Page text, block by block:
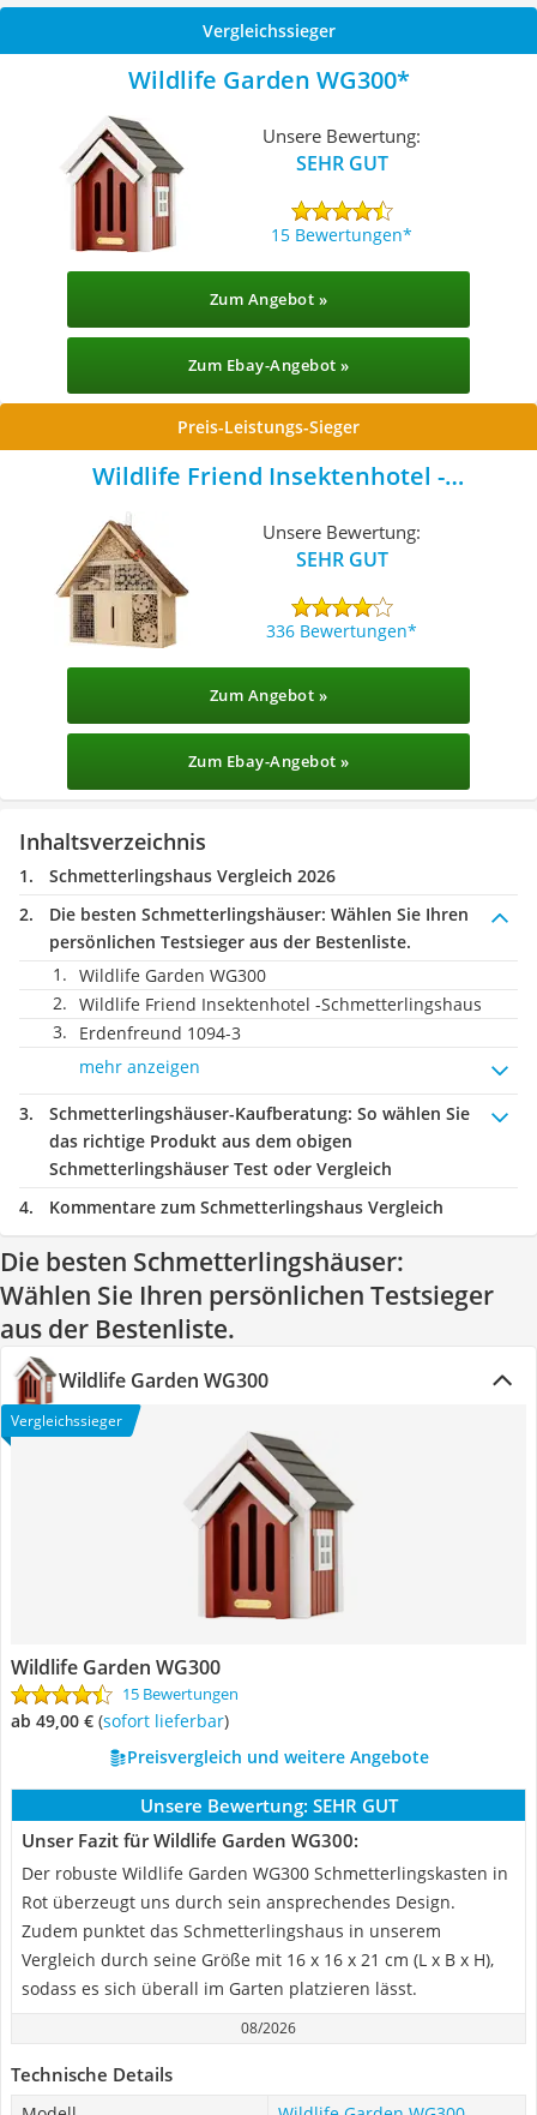
Vergleichssieger
Wildlife Garden WG300
Unsere Bewertung:
SEHR GUT
15 Bewertungen
Zum Angebot »
Zum Ebay-Angebot »
Preis-Leistungs-Sieger
Wildlife Friend Insektenhotel -
Unsere Bewertung:
SEHR GUT
336 Bewertungen
Zum Angebot »
Zum Ebay-Angebot »
Inhaltsverzeichnis
Schmetterlingshaus Vergleich 2026
Die besten Schmetterlingshäuser: Wählen Sie Ihren
persönlichen Testsieger aus der Bestenliste.
Wildlife Garden WG300
Wildlife Friend Insektenhotel -Schmetterlingshaus
Erdenfreund 1094-3
mehr anzeigen
Schmetterlingshäuser-Kaufberatung: So wählen Sie
das richtige Produkt aus dem obigen
Schmetterlingshäuser Test oder Vergleich
Kommentare zum Schmetterlingshaus Vergleich
Die besten Schmetterlingshäuser:
Wählen Sie Ihren persönlichen Testsieger
aus der Bestenliste.
Wildlife Garden WG300
Vergleichssieger
Wildlife Garden WG300
15 Bewertungen
ab 49,00 € ( Sofort lieferbar)
Preisvergleich und weitere Angebote
Unsere Bewertung: SEHR GUT
Unser Fazit für Wildlife Garden WG300:
Der robuste Wildlife Garden WG300 Schmetterlingskasten in
Rot überzeugt uns durch sein ansprechendes Design.
Zudem punktet das Schmetterlingshaus in unserem
Vergleich durch seine Größe mit 16 x 16 x 21 cm (L x B x H),
sodass es sich überall im Garten platzieren lässt.
08/2026
Technische Details